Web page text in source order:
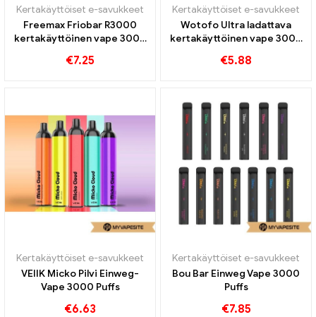
Kertakäyttöiset e-savukkeet
Freemax Friobar R3000
kertakäyttöinen vape 3000
€7.25
Kertakäyttöiset e-savukkeet
Wotofo Ultra ladattava
kertakäyttöinen vape 3000
€5.88
Kertakäyttöiset e-savukkeet
VEIIK Micko Pilvi Einweg-
Vape 3000 Puffs
€6.63
Kertakäyttöiset e-savukkeet
Bou Bar Einweg Vape 3000
Puffs
€7.85